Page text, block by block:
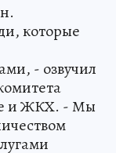
которые
- озвучил
и ЖКХ. - Мы